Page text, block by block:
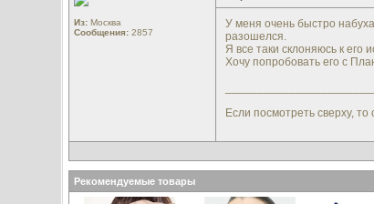
Из:Москва
Сообщения:2857
У меня очень быстро
разошелся.
Я все таки склоняюсь к его
Хочу попробовать его с
Если посмотреть сверху, то
Рекомендуемые товары